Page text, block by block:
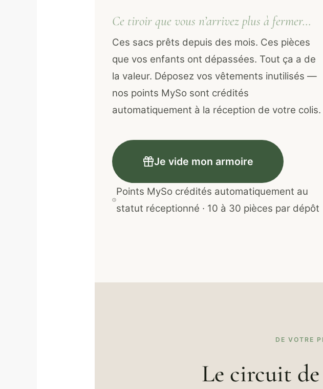
Ce tiroir que vous n’arrivez plus à fermer…
Ces sacs prêts depuis des mois. Ces pièces
que vos enfants ont dépassées. Tout ça a de
la valeur. Déposez vos vêtements inutilisés —
nos points MySo sont crédités
automatiquement à la réception de votre colis.
Je vide mon armoire
Points MySo crédités automatiquement au
statut réceptionné · 10 à 30 pièces par dépôt
DE VOTRE
Le circuit de